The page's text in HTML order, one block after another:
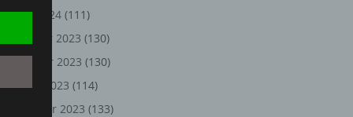
2024 (111)
Dezember 2023 (130)
November 2023 (130)
2023 (114)
September 2023 (133)